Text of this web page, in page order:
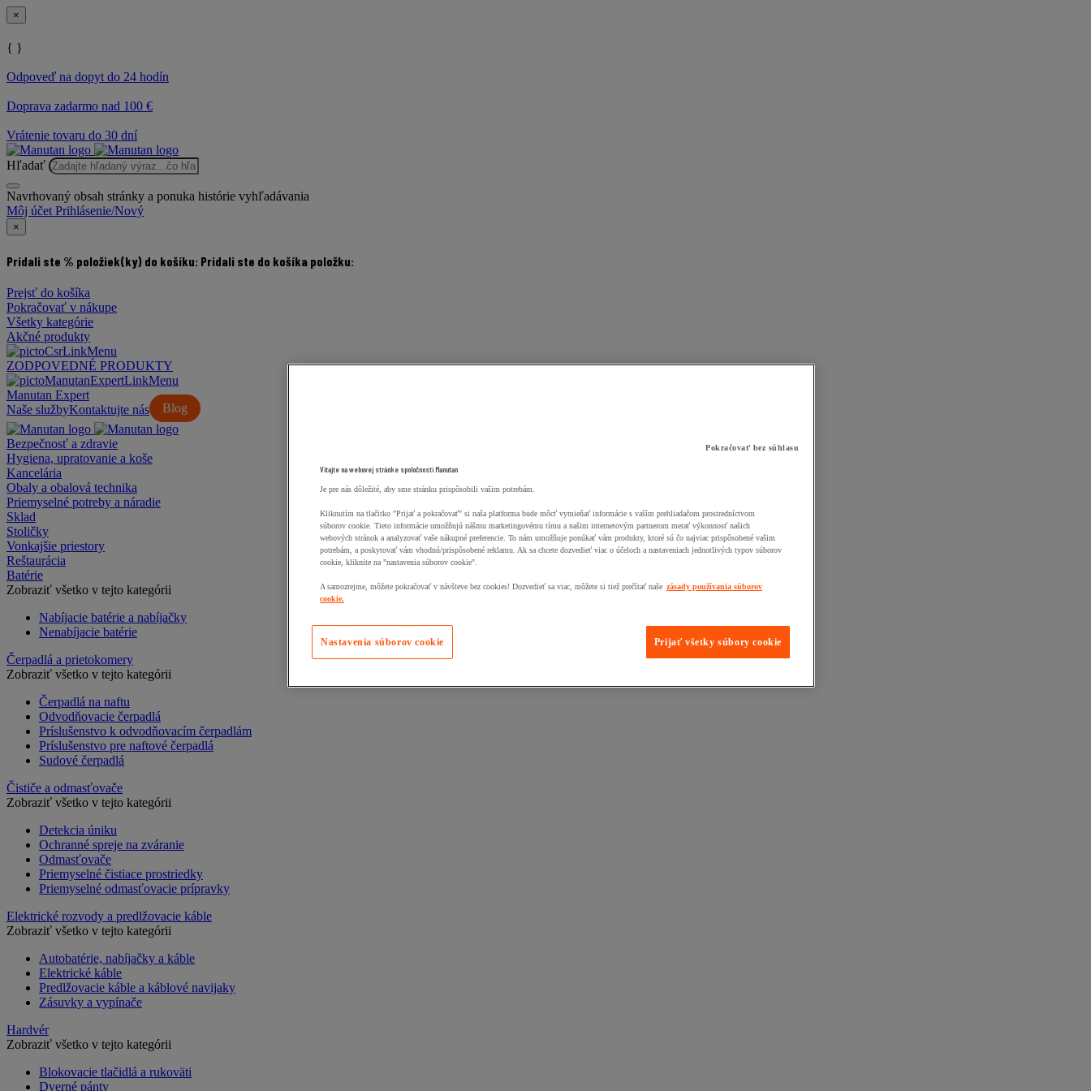
×
{ }
Odpoveď na dopyt do 24 hodín
Doprava zadarmo nad 100 €
Vrátenie tovaru do 30 dní
Hľadať
Navrhovaný obsah stránky a ponuka histórie vyhľadávania
Môj účet Prihlásenie/Nový
×
Pridali ste % položiek(ky) do košíku: Pridali ste do košíka položku:
Prejsť do košíka
Pokračovať v nákupe
Všetky kategórie
Akčné produkty
ZODPOVEDNÉ PRODUKTY
Manutan Expert
Naše služby
Blog
Kontaktujte nás
Bezpečnosť a zdravie
Hygiena, upratovanie a koše
Kancelária
Obaly a obalová technika
Priemyselné potreby a náradie
Sklad
Stoličky
Vonkajšie priestory
Reštaurácia
Batérie
Zobraziť všetko v tejto kategórii
Nabíjacie batérie a nabíjačky
Nenabíjacie batérie
Čerpadlá a prietokomery
Zobraziť všetko v tejto kategórii
Čerpadlá na naftu
Odvodňovacie čerpadlá
Príslušenstvo k odvodňovacím čerpadlám
Príslušenstvo pre naftové čerpadlá
Sudové čerpadlá
Čističe a odmasťovače
Zobraziť všetko v tejto kategórii
Detekcia úniku
Ochranné spreje na zváranie
Odmasťovače
Priemyselné čistiace prostriedky
Priemyselné odmasťovacie prípravky
Elektrické rozvody a predlžovacie káble
Zobraziť všetko v tejto kategórii
Autobatérie, nabíjačky a káble
Elektrické káble
Predlžovacie káble a káblové navijaky
Zásuvky a vypínače
Hardvér
Zobraziť všetko v tejto kategórii
Blokovacie tlačidlá a rukoväti
Dverné pánty
Pokračovať bez súhlasu
Vitajte na webovej stránke spoločnosti Manutan
Je pre nás dôležité, aby sme stránku prispôsobili vašim potrebám.
Kliknutím na tlačitko "Prijať a pokračovať" si naša platforma bude môcť vymieňať informácie s vaším prehliadačom prostredníctvom
súborov cookie. Tieto informácie umožňujú nášmu marketingovému tímu a našim internetovým partnerom merať výkonnosť našich
webových stránok a analyzovať vaše nákupné preferencie. To nám umožňuje ponúkať vám produkty, ktoré sú čo najviac prispôsobené vašim
potrebám, a poskytovať vám vhodnú/prispôsobené reklamu. Ak sa chcete dozvedieť viac o účeloch a nastaveniach jednotlivých typov súborov
cookie, kliknite na "nastavenia súborov cookie".
A samozrejme, môžete pokračovať v návšteve bez cookies! Dozvedieť sa viac, môžete si tiež prečítať naše zásady používania súborov
cookie.
Prijať všetky súbory cookie
Nastavenia súborov cookie